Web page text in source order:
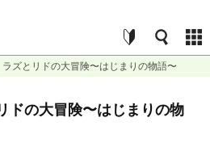
ラズとリドの大冒険〜はじまりの物語〜
ドの大冒険〜はじまりの物